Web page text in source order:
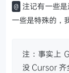
@ 注记有一些
一些是特殊的，
注：事实上
没 Cursor 齐